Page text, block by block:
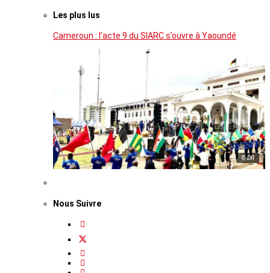
Les plus lus
Cameroun : l’acte 9 du SIARC s’ouvre à Yaoundé
© DR
Nous Suivre